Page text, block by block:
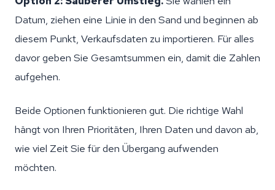
Datum, ziehen eine Linie in den Sand und beginnen ab
diesem Punkt, Verkaufsdaten zu importieren. Für alles
davor geben Sie Gesamtsummen ein, damit die Zahlen
aufgehen.
Beide Optionen funktionieren gut. Die richtige Wahl
hängt von Ihren Prioritäten, Ihren Daten und davon ab,
wie viel Zeit Sie für den Übergang aufwenden
möchten.